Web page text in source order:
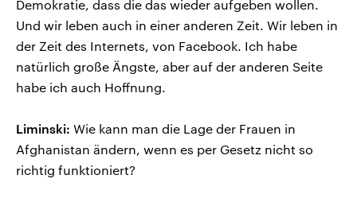
Demokratie, dass die das wieder aufgeben wollen.
Und wir leben auch in einer anderen Zeit. Wir leben in
der Zeit des Internets, von Facebook. Ich habe
natürlich große Ängste, aber auf der anderen Seite
habe ich auch Hoffnung.
Liminski: Wie kann man die Lage der Frauen in
Afghanistan ändern, wenn es per Gesetz nicht so
richtig funktioniert?